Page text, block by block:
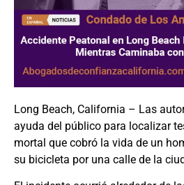
Long Beach, California – Las
ayuda del público para localizar
mortal que cobró la vida de un
su bicicleta por una calle de la